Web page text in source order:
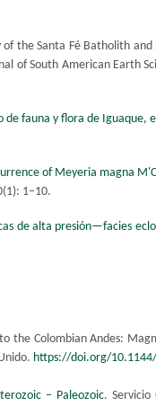
the Santa Fé Batholith
of South American Earth
fauna y flora de Iguaque,
of Meyeria magna
1–10.
de alta presión—facies
the Colombian Andes:
https://doi.org/10.1144/
– Paleozoic. Servicio